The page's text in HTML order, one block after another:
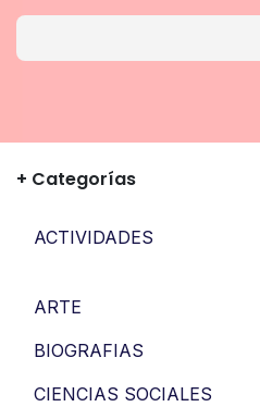
+ Categorías
ACTIVIDADES
ARTE
BIOGRAFIAS
CIENCIAS SOCIALES